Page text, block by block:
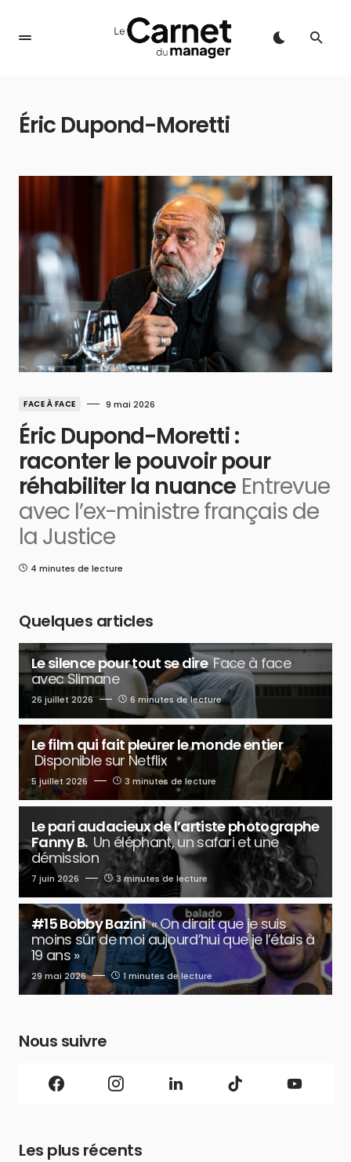
Éric Dupond-Moretti
FACE À FACE 9 mai 2026
Éric Dupond-Moretti :
raconter le pouvoir pour
réhabiliter la nuance Entrevue
avec l’ex-ministre français de
la Justice
4 minutes de lecture
Quelques articles
Le silence pour tout se dire Face à face
avec Slimane
26 juillet 2026 6 minutes de lecture
Le film qui fait pleurer le monde entier
Disponible sur Netflix
5 juillet 2026 3 minutes de lecture
Le pari audacieux de l’artiste photographe
Fanny B. Un éléphant, un safari et une
démission
7 juin 2026 3 minutes de lecture
#15 Bobby Bazini « On dirait que je suis
moins sûr de moi aujourd’hui que je l’étais à
19 ans »
29 mai 2026 1 minutes de lecture
Nous suivre
Les plus récents